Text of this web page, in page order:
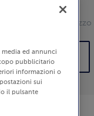
Pezzi: 2
400 g (Prezzo
ed annunci
pubblicitario
informazioni o
sui
il pulsante